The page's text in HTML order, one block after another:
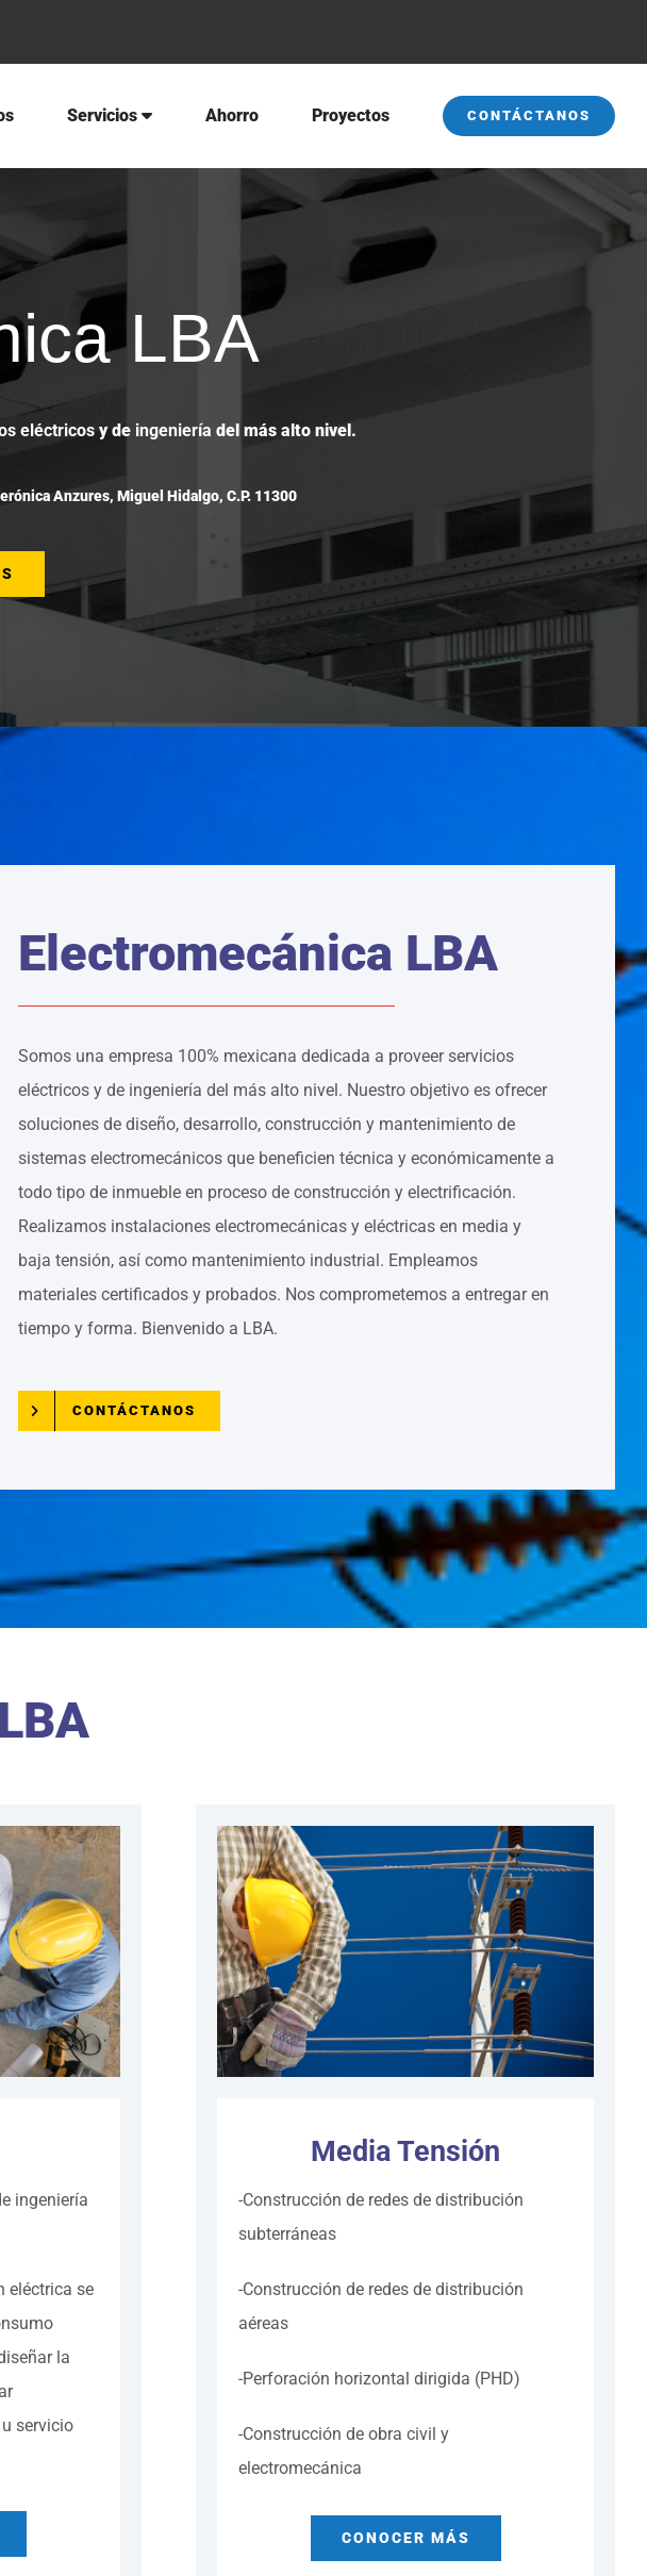
Servicios Ahorro Proyectos CONTÁCTANOS
LBA
eléctricosy de ingeniería del más alto nivel.
Anzures, Miguel Hidalgo, C.P. 11300
Electromecánica LBA
Somos una empresa 100% mexicana dedicada a proveer servicios
eléctricos y de ingeniería del más alto nivel. Nuestro objetivo es ofrecer
soluciones de diseño, desarrollo, construcción y mantenimiento de
sistemas electromecánicos que beneficien técnica y económicamente a
todo tipo de inmueble en proceso de construcción y electrificación.
Realizamos instalaciones electromecánicas y eléctricas en media y
baja tensión, así como mantenimiento industrial. Empleamos
materiales certificados y probados. Nos comprometemos a entregar en
tiempo y forma. Bienvenido a LBA.
CONTÁCTANOS
ingeniería
eléctrica se
la
servicio
Media Tensión
-Construcción de redes de distribución
subterráneas
-Construcción de redes de distribución
aéreas
-Perforación horizontal dirigida (PHD)
-Construcción de obra civil y
electromecánica
CONOCER MÁS